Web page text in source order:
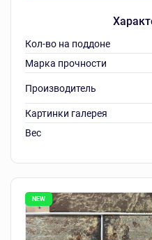
Кол-во на поддоне
Марка прочности
Производитель
Картинки галерея
Вес